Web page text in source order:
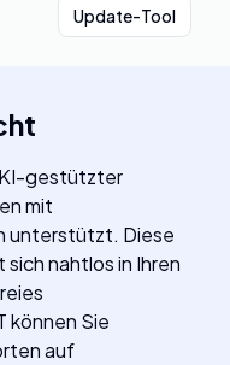
Update-Tool
gestützter
mit
unterstützt. Diese
nahtlos in Ihren
können Sie
auf